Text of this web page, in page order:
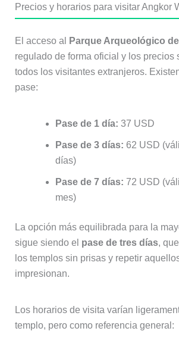
Precios y horarios para visitar Angkor
El acceso al Parque Arqueológico
regulado de forma oficial y los precios
todos los visitantes extranjeros.
pase:
Pase de 1 día: 37 USD
Pase de 3 días: 62 USD
días)
Pase de 7 días: 72 USD
mes)
La opción más equilibrada para la
sigue siendo el pase de tres días,
los templos sin prisas y repetir
impresionan.
Los horarios de visita varían
templo, pero como referencia general: